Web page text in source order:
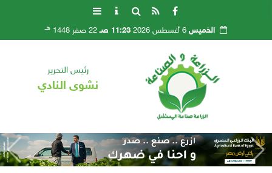
الخميس 11:23 صـ 22 صفر 1448 هـ
رئيس التحرير
نشوى النادي